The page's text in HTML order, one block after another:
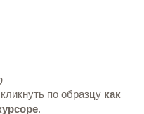
по образцу как
.